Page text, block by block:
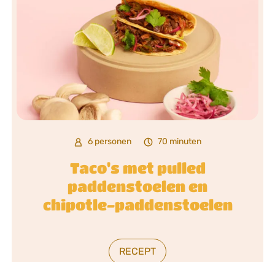
6 personen 70 minuten
Taco's met pulled
paddenstoelen en
chipotle-paddenstoelen
RECEPT